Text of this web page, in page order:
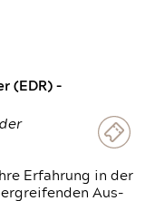
(EDR) –
Erfahrung in der
Aus-